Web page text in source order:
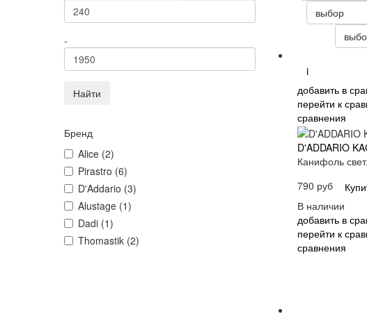
-
Найти
Бренд
Alice (2)
Pirastro (6)
D'Addario (3)
Alustage (1)
Dadi (1)
Thomastik (2)
выбор
i
добавить в
перейти к
сравнения
D'ADDARIO
Канифоль
790 руб
В наличии
добавить в
перейти к
сравнения